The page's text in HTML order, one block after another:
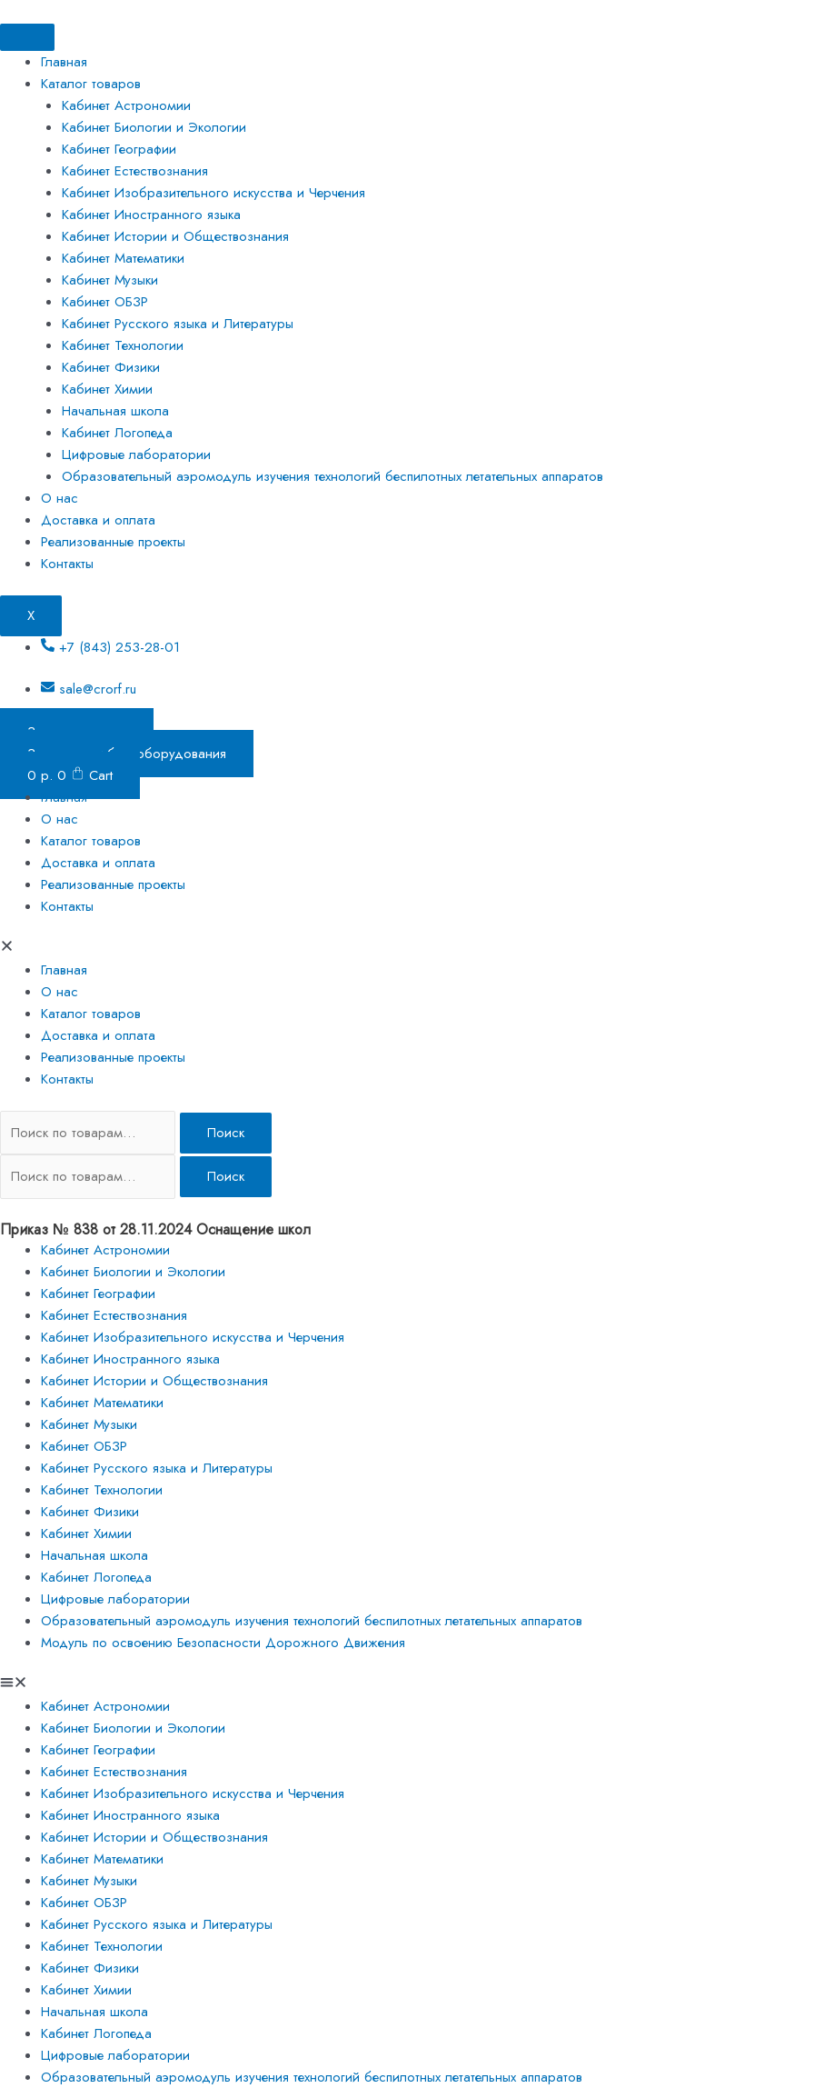
к
содержимому
Главная
Каталог товаров
Кабинет Астрономии
Кабинет Биологии и Экологии
Кабинет Географии
Кабинет Естествознания
Кабинет Изобразительного искусства и Черчения
Кабинет Иностранного языка
Кабинет Истории и Обществознания
Кабинет Математики
Кабинет Музыки
Кабинет ОБЗР
Кабинет Русского языка и Литературы
Кабинет Технологии
Кабинет Физики
Кабинет Химии
Начальная школа
Кабинет Логопеда
Цифровые лаборатории
Образовательный аэромодуль изучения технологий беспилотных летательных аппаратов
О нас
Доставка и оплата
Реализованные проекты
Контакты
X
+7 (843) 253-28-01
sale@crorf.ru
Заказать звонок
Заказать подбор оборудования
0 р. 0
Cart
Главная
О нас
Каталог товаров
Доставка и оплата
Реализованные проекты
Контакты
Главная
О нас
Каталог товаров
Доставка и оплата
Реализованные проекты
Контакты
Поиск
Поиск
Приказ № 838 от 28.11.2024 Оснащение школ
Кабинет Астрономии
Кабинет Биологии и Экологии
Кабинет Географии
Кабинет Естествознания
Кабинет Изобразительного искусства и Черчения
Кабинет Иностранного языка
Кабинет Истории и Обществознания
Кабинет Математики
Кабинет Музыки
Кабинет ОБЗР
Кабинет Русского языка и Литературы
Кабинет Технологии
Кабинет Физики
Кабинет Химии
Начальная школа
Кабинет Логопеда
Цифровые лаборатории
Образовательный аэромодуль изучения технологий беспилотных летательных аппаратов
Модуль по освоению Безопасности Дорожного Движения
Кабинет Астрономии
Кабинет Биологии и Экологии
Кабинет Географии
Кабинет Естествознания
Кабинет Изобразительного искусства и Черчения
Кабинет Иностранного языка
Кабинет Истории и Обществознания
Кабинет Математики
Кабинет Музыки
Кабинет ОБЗР
Кабинет Русского языка и Литературы
Кабинет Технологии
Кабинет Физики
Кабинет Химии
Начальная школа
Кабинет Логопеда
Цифровые лаборатории
Образовательный аэромодуль изучения технологий беспилотных летательных аппаратов
товара
Комплект
лабораторного
оборудования
проведения
практических